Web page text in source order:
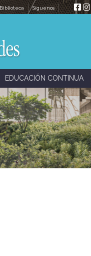
Biblioteca Síguenos
EDUCACIÓN CONTINUA